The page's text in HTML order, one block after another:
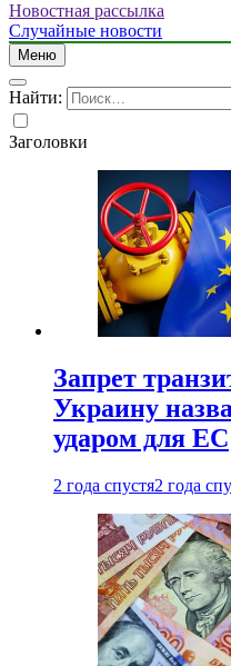
Новостная рассылка
Случайные новости
Меню
Найти:
Заголовки
Запрет
Украину
ударом для ЕС
2 года спустя2 года